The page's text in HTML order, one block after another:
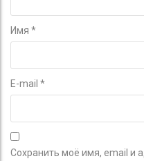
Имя *
E-mail *
Сохранить моё имя, email и